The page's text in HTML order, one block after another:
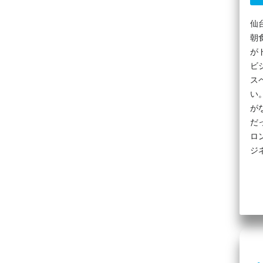
仙
朝
が
ビ
ス
い
が
だ
ロ
ジ